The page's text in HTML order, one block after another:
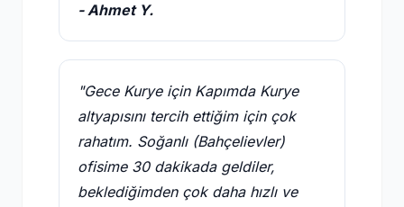
- Ahmet Y.
"Gece Kurye için Kapımda Kurye
altyapısını tercih ettiğim için çok
rahatım. Soğanlı (Bahçelievler)
ofisime 30 dakikada geldiler,
beklediğimden çok daha hızlı ve